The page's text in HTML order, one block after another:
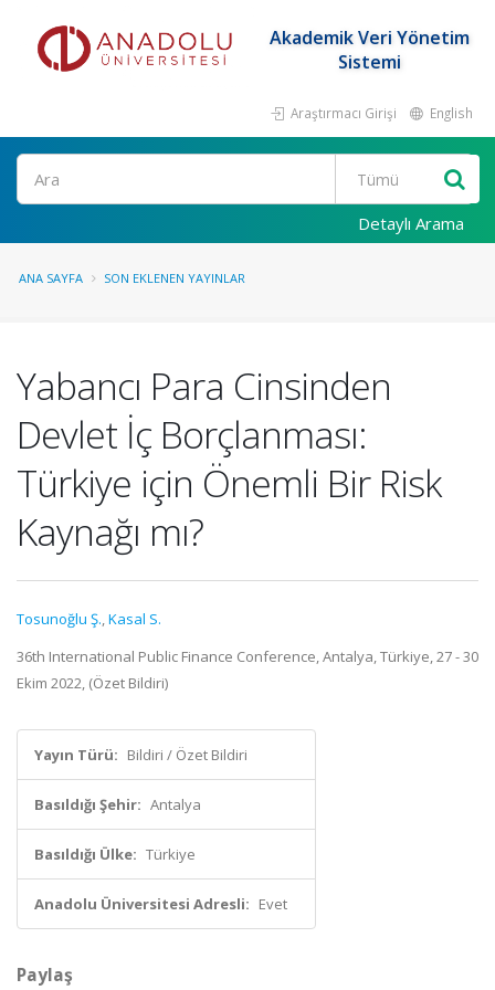
Akademik Veri Yönetim
Sistemi
Araştırmacı Girişi English
Ara
Detaylı Arama
ANA SAYFA SON EKLENEN YAYINLAR
Yabancı Para Cinsinden
Devlet İç Borçlanması:
Türkiye için Önemli Bir Risk
Kaynağı mı?
Tosunoğlu Ş.,Kasal S.
36th International Public Finance Conference, Antalya, Türkiye, 27 - 30
Ekim 2022, (Özet Bildiri)
Yayın Türü: Bildiri / Özet Bildiri
Basıldığı Şehir: Antalya
Basıldığı Ülke: Türkiye
Anadolu Üniversitesi Adresli: Evet
Paylaş